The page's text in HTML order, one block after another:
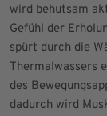
wird behutsam
Gefühl der
spürt durch die
Thermalwassers
des
dadurch wird